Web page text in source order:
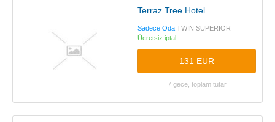
Terraz Tree Hotel
Sadece Oda TWIN SUPERIOR
Ücretsiz iptal
131 EUR
7 gece, toplam tutar